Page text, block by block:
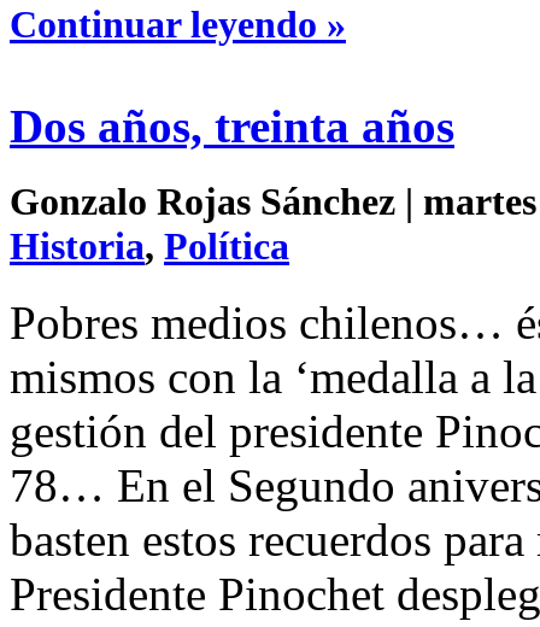
Continuar leyendo »
Dos años, treinta años
Gonzalo Rojas Sánchez |
Historia, Política
Pobres medios chilenos…
mismos con la ‘medalla a
gestión del presidente
78… En el Segundo
basten estos recuerdos
Presidente Pinochet